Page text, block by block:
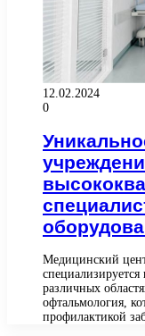
12.02.2024
0
Медицинский
различных
офтальмология,
профилактикой